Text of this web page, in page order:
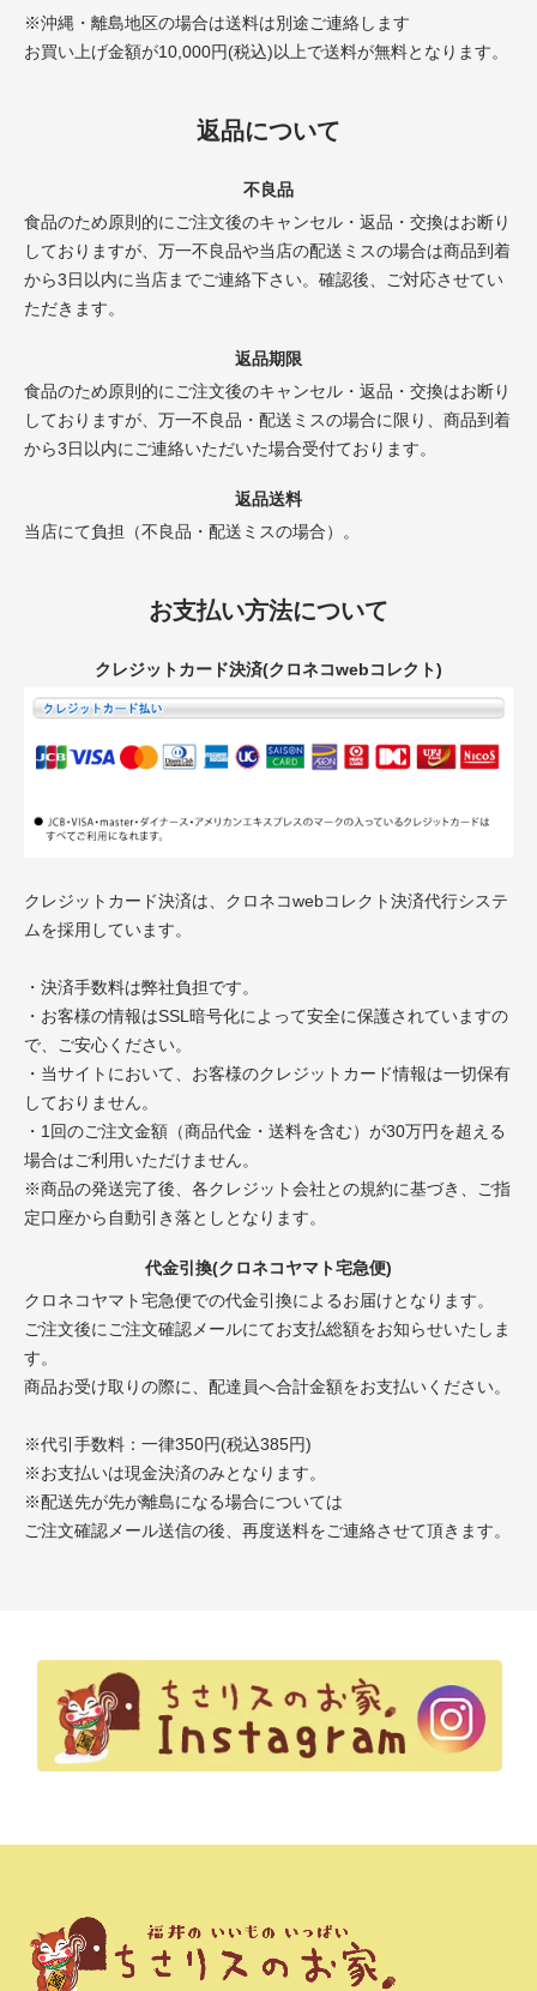
※沖縄・離島地区の場合は送料は別途ご連絡します
お買い上げ金額が10,000円(税込)以上で送料が無料となります。
返品について
不良品
食品のため原則的にご注文後のキャンセル・返品・交換はお断り
しておりますが、万一不良品や当店の配送ミスの場合は商品到着
から3日以内に当店までご連絡下さい。確認後、ご対応させてい
ただきます。
返品期限
食品のため原則的にご注文後のキャンセル・返品・交換はお断り
しておりますが、万一不良品・配送ミスの場合に限り、商品到着
から3日以内にご連絡いただいた場合受付ております。
返品送料
当店にて負担（不良品・配送ミスの場合）。
お支払い方法について
クレジットカード決済(クロネコwebコレクト)
クレジットカード決済は、クロネコwebコレクト決済代行システ
ムを採用しています。
・決済手数料は弊社負担です。
・お客様の情報はSSL暗号化によって安全に保護されていますの
で、ご安心ください。
・当サイトにおいて、お客様のクレジットカード情報は一切保有
しておりません。
・1回のご注文金額（商品代金・送料を含む）が30万円を超える
場合はご利用いただけません。
※商品の発送完了後、各クレジット会社との規約に基づき、ご指
定口座から自動引き落としとなります。
代金引換(クロネコヤマト宅急便)
クロネコヤマト宅急便での代金引換によるお届けとなります。
ご注文後にご注文確認メールにてお支払総額をお知らせいたしま
す。
商品お受け取りの際に、配達員へ合計金額をお支払いください。
※代引手数料：一律350円(税込385円)
※お支払いは現金決済のみとなります。
※配送先が先が離島になる場合については
ご注文確認メール送信の後、再度送料をご連絡させて頂きます。